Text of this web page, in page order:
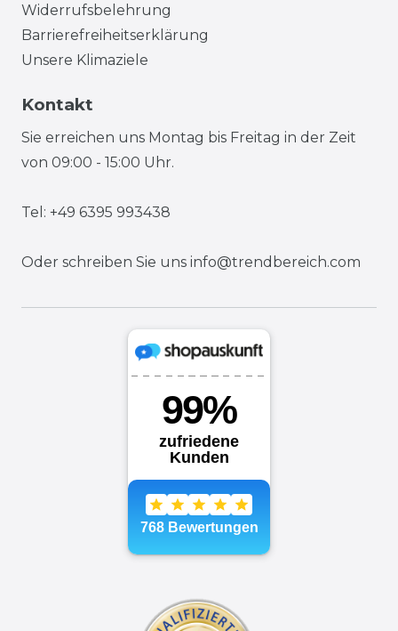
Widerrufsbelehrung
Barrierefreiheitserklärung
Unsere Klimaziele
Kontakt
Sie erreichen uns Montag bis Freitag in der Zeit
von 09:00 - 15:00 Uhr.
Tel: +49 6395 993438
Oder schreiben Sie uns info@trendbereich.com